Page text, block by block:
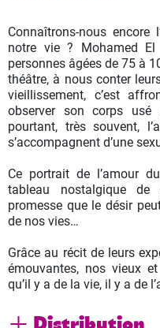
Connaîtrons-nous encore
notre vie ? Mohamed
personnes âgées de 75 à
théâtre, à nous conter
vieillissement, c’est
observer son corps usé
pourtant, très souvent,
s’accompagnent d’une
Ce portrait de l’amour
tableau nostalgique
promesse que le désir
de nos vies…
Grâce au récit de leurs
émouvantes, nos vieux
qu’il y a de la vie, il y a de